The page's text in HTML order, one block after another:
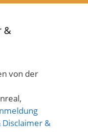
&
von der
&